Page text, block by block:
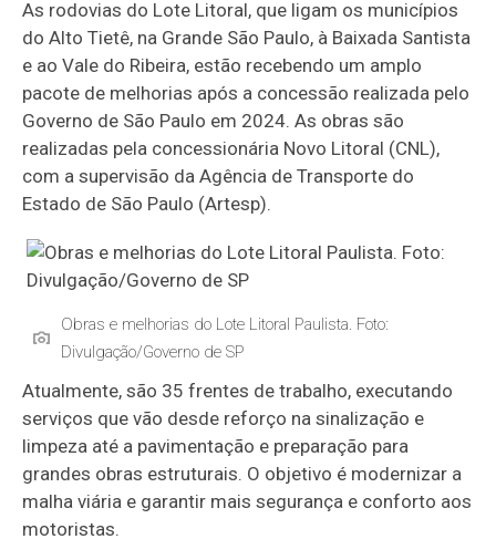
As rodovias do Lote Litoral, que ligam os municípios
do Alto Tietê, na Grande São Paulo, à Baixada Santista
e ao Vale do Ribeira, estão recebendo um amplo
pacote de melhorias após a concessão realizada pelo
Governo de São Paulo em 2024. As obras são
realizadas pela concessionária Novo Litoral (CNL),
com a supervisão da Agência de Transporte do
Estado de São Paulo (Artesp).
Obras e melhorias do Lote Litoral Paulista. Foto:
Divulgação/Governo de SP
Atualmente, são 35 frentes de trabalho, executando
serviços que vão desde reforço na sinalização e
limpeza até a pavimentação e preparação para
grandes obras estruturais. O objetivo é modernizar a
malha viária e garantir mais segurança e conforto aos
motoristas.